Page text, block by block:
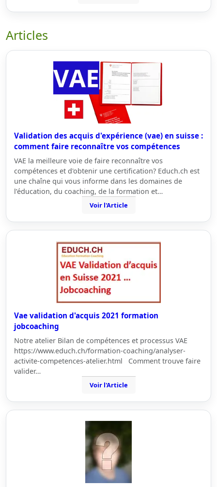
Articles
Validation des acquis d'expérience (vae) en suisse :
comment faire reconnaître vos compétences
VAE la meilleure voie de faire reconnaître vos
compétences et d'obtenir une certification? Educh.ch est
une chaîne qui vous informe dans les domaines de
l’éducation, du coaching, de la formation et…
Voir l'Article
Vae validation d'acquis 2021 formation
jobcoaching
Notre atelier Bilan de compétences et processus VAE
https://www.educh.ch/formation-coaching/analyser-
activite-competences-atelier.html Comment trouve faire
valider…
Voir l'Article